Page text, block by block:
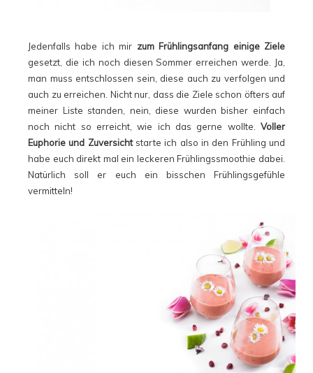
Jedenfalls habe ich mir zum Frühlingsanfang einige Ziele
gesetzt, die ich noch diesen Sommer erreichen werde. Ja,
man muss entschlossen sein, diese auch zu verfolgen und
auch zu erreichen. Nicht nur, dass die Ziele schon öfters auf
meiner Liste standen, nein, diese wurden bisher einfach
noch nicht so erreicht, wie ich das gerne wollte. Voller
Euphorie und Zuversichtstarte ich also in den Frühling und
habe euch direkt mal ein leckeren Frühlingssmoothie dabei.
Natürlich soll er euch ein bisschen Frühlingsgefühle
vermitteln!